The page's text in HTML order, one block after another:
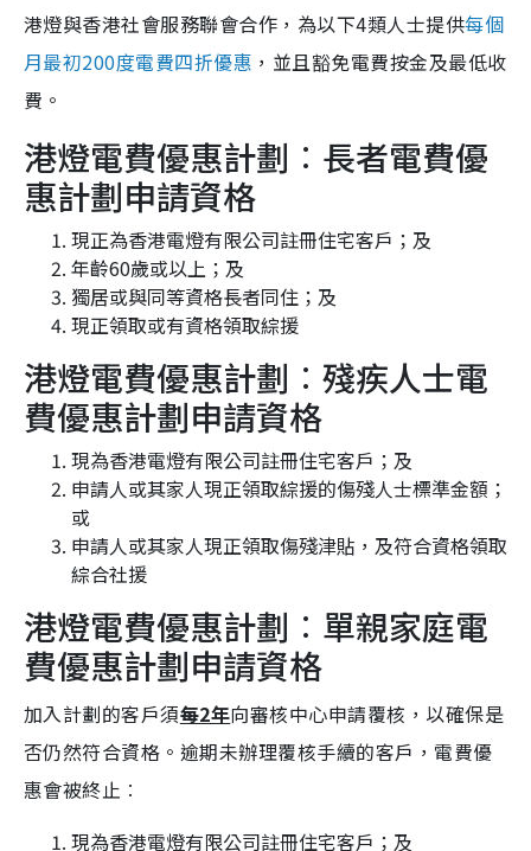
港燈與香港社會服務聯會合作，為以下4類人士提供每個
月最初200度電費四折優惠 ，並且豁免電費按金及最低收
費。
港燈電費優惠計劃︰長者電費優
惠計劃申請資格
現正為香港電燈有限公司註冊住宅客戶；及
年齡60歲或以上；及
獨居或與同等資格長者同住；及
現正領取或有資格領取綜援
港燈電費優惠計劃︰殘疾人士電
費優惠計劃申請資格
現為香港電燈有限公司註冊住宅客戶；及
申請人或其家人現正領取綜援的傷殘人士標準金額；
或
申請人或其家人現正領取傷殘津貼，及符合資格領取
綜合社援
港燈電費優惠計劃︰單親家庭電
費優惠計劃申請資格
加入計劃的客戶須每2年向審核中心申請覆核，以確保是
否仍然符合資格。逾期未辦理覆核手續的客戶，電費優
惠會被終止︰
現為香港電燈有限公司註冊住宅客戶；及